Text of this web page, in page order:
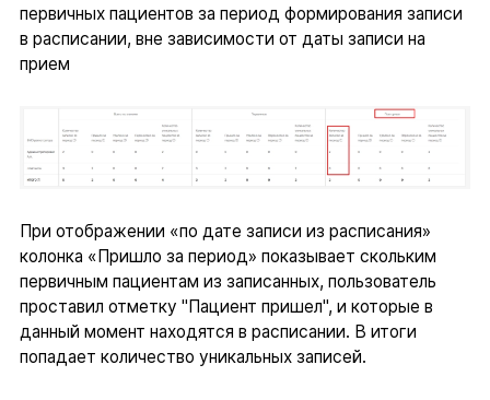
первичных пациентов за период формирования записи
в расписании, вне зависимости от даты записи на
прием
При отображении «по дате записи из расписания»
колонка «Пришло за период» показывает скольким
первичным пациентам из записанных, пользователь
проставил отметку "Пациент пришел", и которые в
данный момент находятся в расписании. В итоги
попадает количество уникальных записей.